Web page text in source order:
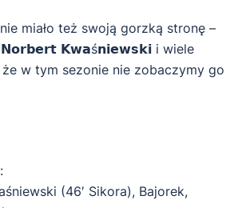
miało też swoją gorzką stronę –
𝗡𝗼𝗿𝗯𝗲𝗿𝘁 𝗞𝘄𝗮ś𝗻𝗶𝗲𝘄𝘀𝗸𝗶 i wiele
w tym sezonie nie zobaczymy go
(46′ Sikora), Bajorek,